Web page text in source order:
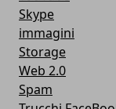
Skype
immagini
Storage
Web 2.0
Spam